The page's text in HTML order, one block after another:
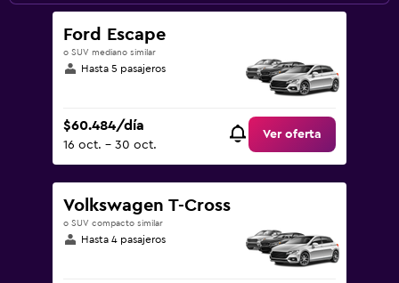
Ford Escape
o SUV mediano similar
Hasta 5 pasajeros
$60.484/día
16 oct. - 30 oct.
Ver oferta
Volkswagen T-Cross
o SUV compacto similar
Hasta 4 pasajeros